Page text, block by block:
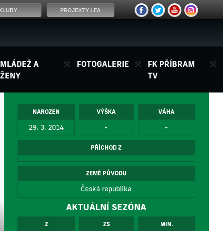
MLÁDEŽ A
ŽENY
FOTOGALERIE
FK PŘÍBRAM
TV
NAROZEN
29. 3. 2014
VÝŠKA
-
VÁHA
-
PŘÍCHOD Z
ZEMĚ PŮVODU
Česká republika
AKTUÁLNÍ SEZÓNA
Z ZS MIN.
PROJEKTY LFA